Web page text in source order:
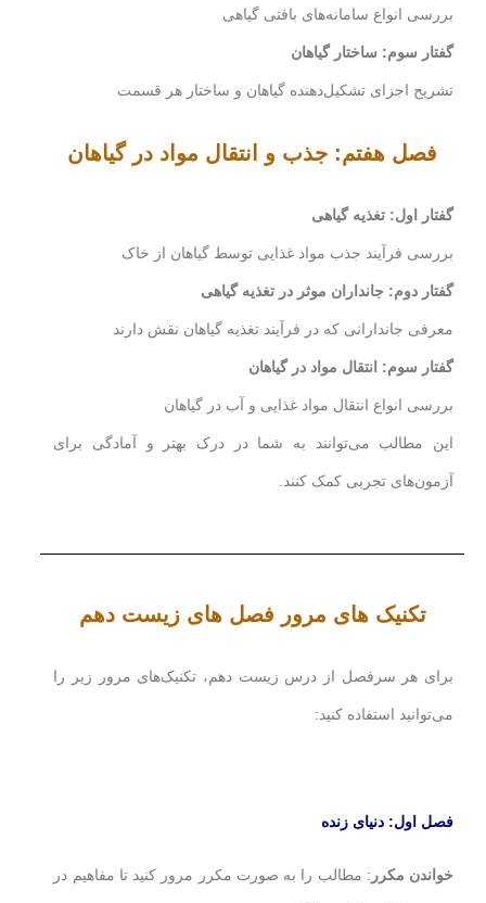
بررسی انواع سامانه‌های بافتی گیاهی
گفتار سوم: ساختار گیاهان
تشریح اجزای تشکیل‌دهنده گیاهان و ساختار هر قسمت
فصل هفتم: جذب و انتقال مواد در گیاهان
گفتار اول: تغذیه گیاهی
بررسی فرآیند جذب مواد غذایی توسط گیاهان از خاک
گفتار دوم: جانداران موثر در تغذیه گیاهی
معرفی جاندارانی که در فرآیند تغذیه گیاهان نقش دارند
گفتار سوم: انتقال مواد در گیاهان
بررسی انواع انتقال مواد غذایی و آب در گیاهان
این مطالب می‌توانند به شما در درک بهتر و آمادگی برای
آزمون‌های تجربی کمک کنند.
تکنیک های مرور فصل های زیست دهم
برای هر سرفصل از درس زیست دهم، تکنیک‌های مرور زیر را
می‌توانید استفاده کنید:
فصل اول: دنیای زنده
خواندن مکرر : مطالب را به صورت مکرر مرور کنید تا مفاهیم در